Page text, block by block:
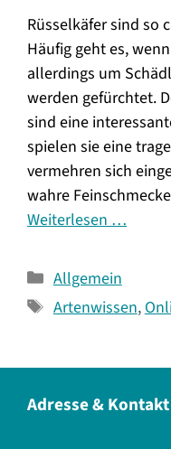
Rüsselkäfer sind so
Häufig geht es,
allerdings um
werden gefürchtet.
sind eine
spielen sie eine
vermehren sich
wahre
Weiterlesen …
Kategorien
Allgemein
Schlagwörter
Artenwissen,
Adresse & Kontakt